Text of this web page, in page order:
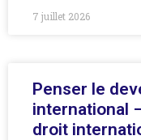
7 juillet 2026
Penser le
international
droit